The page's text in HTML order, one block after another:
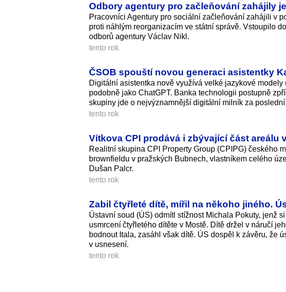
Odbory agentury pro začleňování zahájily
Pracovníci Agentury pro sociální začleňování zahájili v
proti náhlým reorganizacím ve státní správě. Vstoupilo
odborů agentury Václav Nikl.
tento rok
ČSOB spouští novou generaci asistentky
Digitální asistentka nově využívá velké jazykové
podobně jako ChatGPT. Banka technologii postupně
skupiny jde o nejvýznamnější digitální milník za poslední
tento rok
Vítkova CPI prodává i zbývající část areálu
Realitní skupina CPI Property Group (CPIPG) českého
brownfieldu v pražských Bubnech, vlastníkem celého
Dušan Palcr.
tento rok
Zabil čtyřleté dítě, mířil na někoho jiného.
Ústavní soud (ÚS) odmítl stížnost Michala Pokuty, jenž
usmrcení čtyřletého dítěte v Mostě. Dítě držel v náručí
bodnout Itala, zasáhl však dítě. ÚS dospěl k závěru, že
v usnesení.
tento rok